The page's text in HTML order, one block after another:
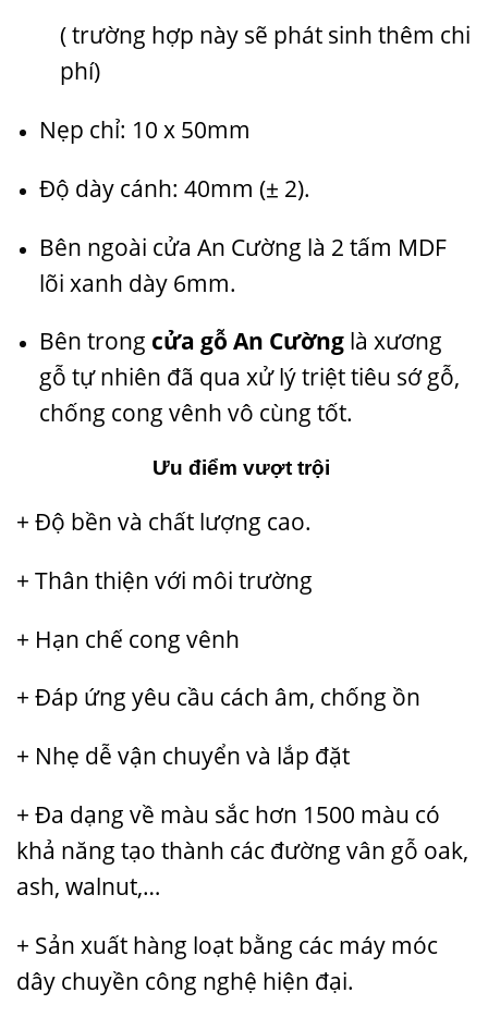
( trường hợp này sẽ phát sinh thêm chi
phí)
Nẹp chỉ: 10 x 50mm
Độ dày cánh: 40mm (± 2).
Bên ngoài cửa An Cường là 2 tấm MDF
lõi xanh dày 6mm.
Bên trong cửa gỗ An Cườnglà xương
gỗ tự nhiên đã qua xử lý triệt tiêu sớ gỗ,
chống cong vênh vô cùng tốt.
Ưu điểm vượt trội
+ Độ bền và chất lượng cao.
+ Thân thiện với môi trường
+ Hạn chế cong vênh
+ Đáp ứng yêu cầu cách âm, chống ồn
+ Nhẹ dễ vận chuyển và lắp đặt
+ Đa dạng về màu sắc hơn 1500 màu có
khả năng tạo thành các đường vân gỗ oak,
ash, walnut,…
+ Sản xuất hàng loạt bằng các máy móc
dây chuyền công nghệ hiện đại.